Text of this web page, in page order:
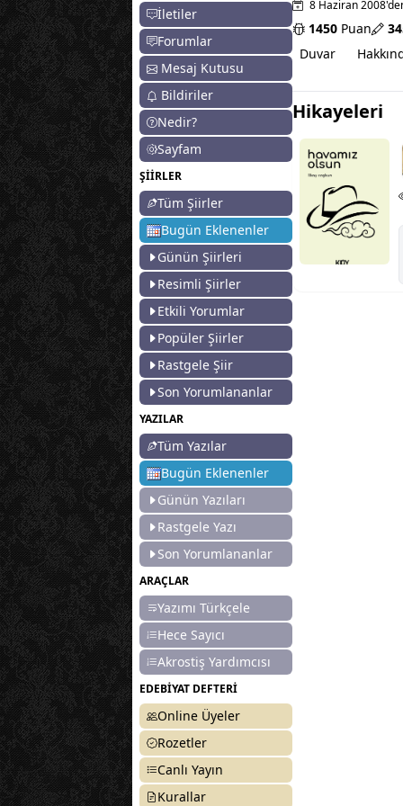
İletiler
Forumlar
Mesaj Kutusu
Bildiriler
Nedir?
Sayfam
ŞİİRLER
Tüm Şiirler
Bugün Eklenenler
Günün Şiirleri
Resimli Şiirler
Etkili Yorumlar
Popüler Şiirler
Rastgele Şiir
Son Yorumlananlar
YAZILAR
Tüm Yazılar
Bugün Eklenenler
Günün Yazıları
Rastgele Yazı
Son Yorumlananlar
ARAÇLAR
Yazımı Türkçele
Hece Sayıcı
Akrostiş Yardımcısı
EDEBİYAT DEFTERİ
Online Üyeler
Rozetler
Canlı Yayın
Kurallar
8 Haziran
1450 Puan
Duvar
Hikayeleri